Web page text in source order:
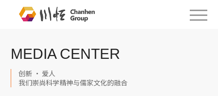
MEDIA CENTER
创新 · 爱人
我们崇尚科学精神与儒家文化的融合